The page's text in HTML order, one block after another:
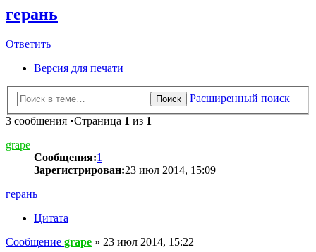
герань
Ответить
Версия для печати
Поиск
Расширенный поиск
3 сообщения •Страница 1 из 1
grape
Сообщения:1
Зарегистрирован:23 июл 2014, 15:09
герань
Цитата
Сообщение grape » 23 июл 2014, 15:22